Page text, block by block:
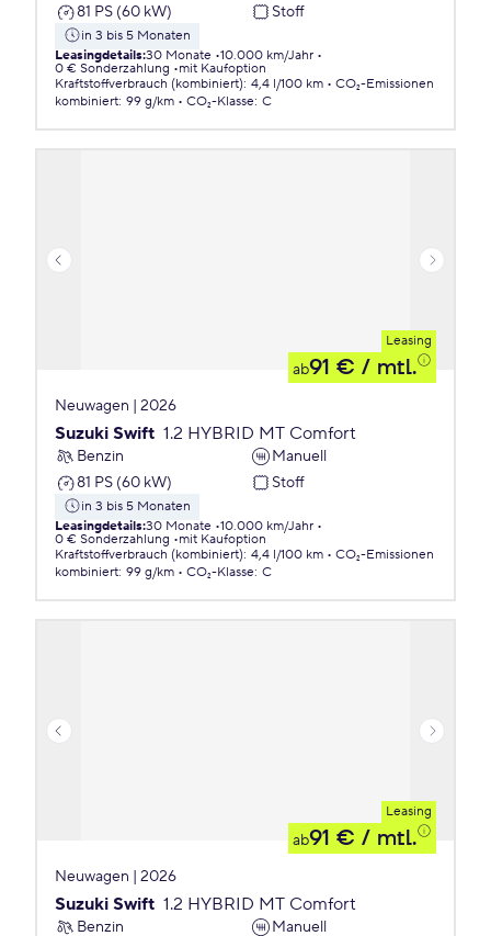
81 PS (60 kW)
Stoff
in 3 bis 5 Monaten
Leasingdetails:30 Monate 10.000 km/Jahr
0 € Sonderzahlung
mit Kaufoption
Kraftstoffverbrauch (kombiniert): 4,4 l/100 km
CO₂-Emissionen
kombiniert: 99 g/km CO₂-Klasse: C
Leasing
ab91 € / mtl.
Neuwagen | 2026
Suzuki Swift 1.2 HYBRID MT Comfort
Benzin
Manuell
81 PS (60 kW)
Stoff
in 3 bis 5 Monaten
Leasingdetails:30 Monate 10.000 km/Jahr
0 € Sonderzahlung
mit Kaufoption
Kraftstoffverbrauch (kombiniert): 4,4 l/100 km
CO₂-Emissionen
kombiniert: 99 g/km CO₂-Klasse: C
Leasing
ab91 € / mtl.
Neuwagen | 2026
Suzuki Swift 1.2 HYBRID MT Comfort
Benzin Manuell